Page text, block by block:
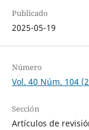
Publicado
2025-05-19
Número
Vol. 40 Núm. 104
Sección
Artículos de